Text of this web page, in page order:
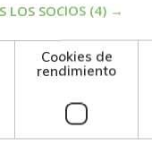
LOS SOCIOS (4) →
Cookies de
rendimiento